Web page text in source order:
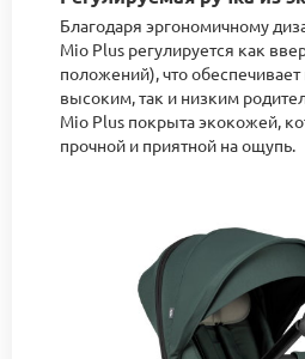
Благодаря эргономичному
Mio Plus регулируется как
положений), что
высоким, так и низким
Mio Plus покрыта экокожей,
прочной и приятной на ощупь.